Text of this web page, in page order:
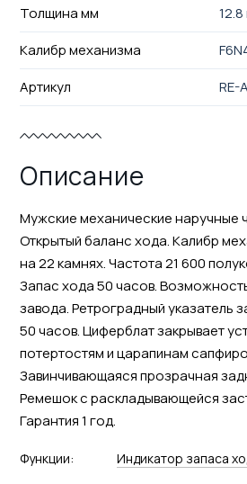
Толщина мм
Калибр механизма
Артикул
RE-
Описание
Мужские механические наручные
Открытый баланс хода. Калибр
на 22 камнях. Частота 21 600
Запас хода 50 часов.
завода. Ретроградный указатель
50 часов. Циферблат закрывает
потертостям и царапинам
Завинчивающаяся прозрачная
Ремешок с раскладывающейся
Гарантия 1 год.
Функции: Индикатор запаса